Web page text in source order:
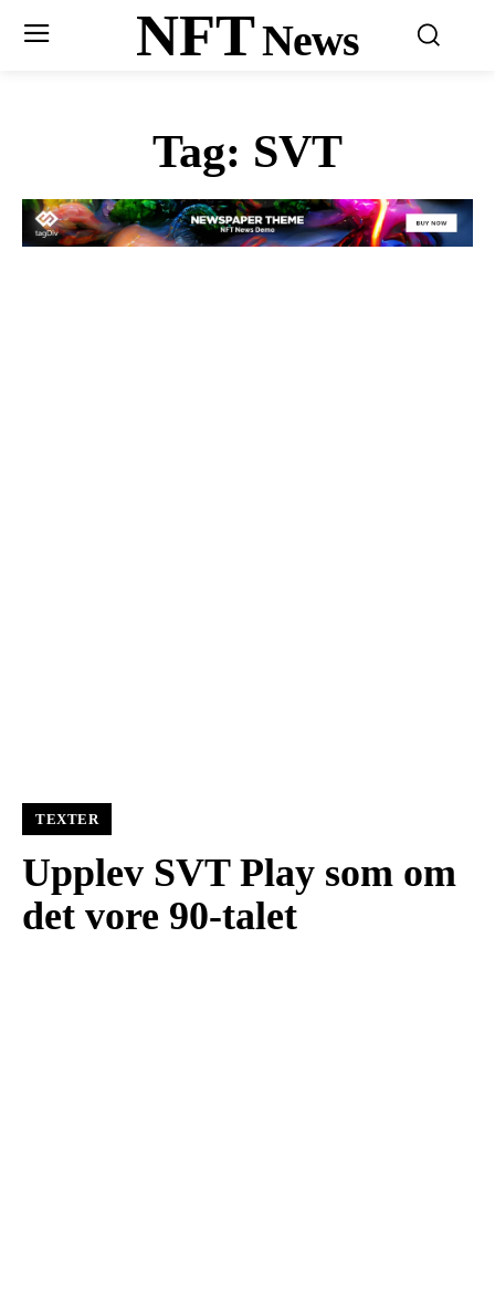
NFTNews
Tag: SVT
TEXTER
Upplev SVT Play som om
det vore 90-talet